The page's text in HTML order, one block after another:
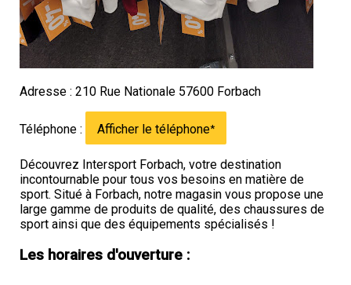
Adresse : 210 Rue Nationale 57600 Forbach
Téléphone : Afficher le téléphone*
Découvrez Intersport Forbach, votre destination
incontournable pour tous vos besoins en matière de
sport. Situé à Forbach, notre magasin vous propose une
large gamme de produits de qualité, des chaussures de
sport ainsi que des équipements spécialisés !
Les horaires d'ouverture :